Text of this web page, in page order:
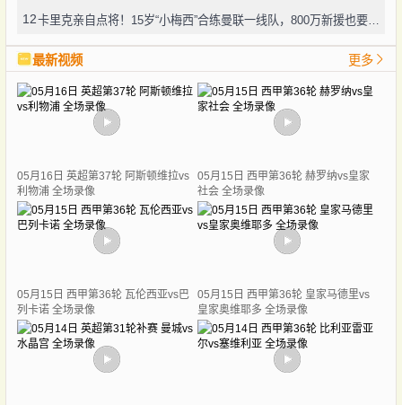
12 卡里克亲自点将！15岁“小梅西”合练曼联一线队，800万新援也要露脸
最新视频 更多
05月16日 英超第37轮 阿斯顿维拉vs
利物浦 全场录像
05月15日 西甲第36轮 赫罗纳vs皇家
社会 全场录像
05月15日 西甲第36轮 瓦伦西亚vs巴
列卡诺 全场录像
05月15日 西甲第36轮 皇家马德里vs
皇家奥维耶多 全场录像